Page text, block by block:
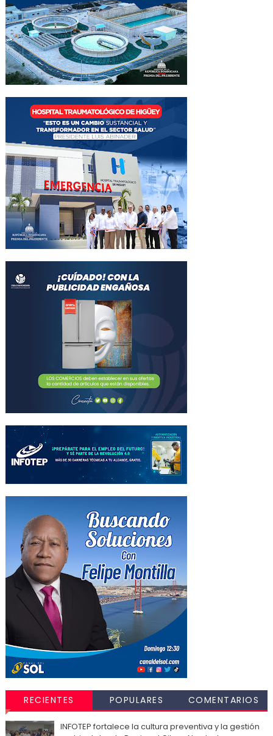
RECIENTES POPULARES COMENTARIOS
INFOTEP fortalece la cultura preventiva y la gestión